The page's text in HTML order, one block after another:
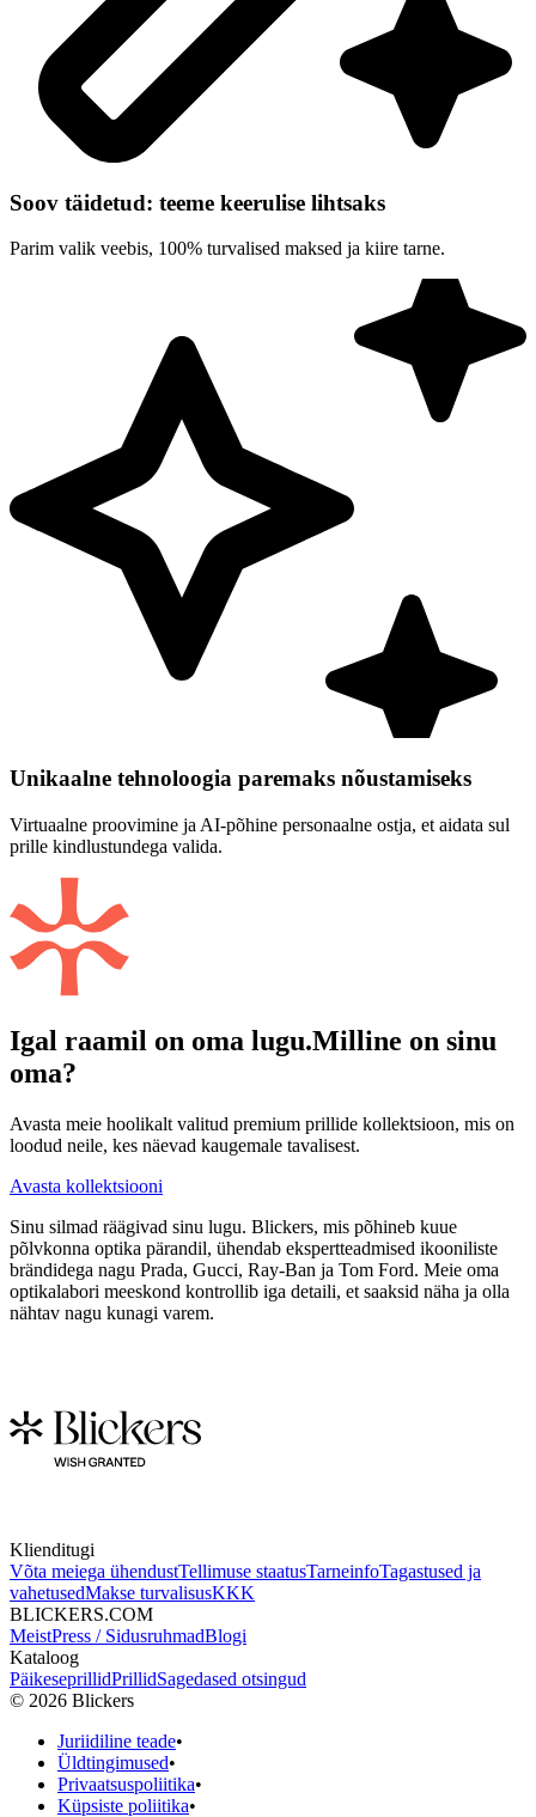
Soov täidetud: teeme keerulise lihtsaks
Parim valik veebis, 100% turvalised maksed ja kiire tarne.
Unikaalne tehnoloogia paremaks nõustamiseks
Virtuaalne proovimine ja AI-põhine personaalne ostja, et aidata sul
prille kindlustundega valida.
Igal raamil on oma lugu.Milline on sinu
oma?
Avasta meie hoolikalt valitud premium prillide kollektsioon, mis on
loodud neile, kes näevad kaugemale tavalisest.
Avasta kollektsiooni
Sinu silmad räägivad sinu lugu. Blickers, mis põhineb kuue
põlvkonna optika pärandil, ühendab ekspertteadmised ikooniliste
brändidega nagu Prada, Gucci, Ray-Ban ja Tom Ford. Meie oma
optikalabori meeskond kontrollib iga detaili, et saaksid näha ja olla
nähtav nagu kunagi varem.
Klienditugi
Võta meiega ühendustTellimuse staatusTarneinfoTagastused ja
vahetusedMakse turvalisusKKK
BLICKERS.COM
MeistPress / SidusruhmadBlogi
Kataloog
PäikeseprillidPrillidSagedased otsingud
© 2026 Blickers
Juriidiline teade•
Üldtingimused•
Privaatsuspoliitika•
Küpsiste poliitika•